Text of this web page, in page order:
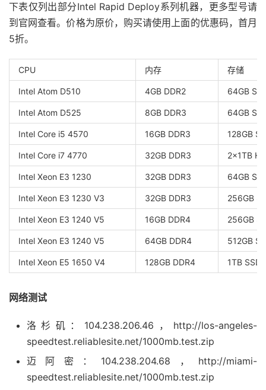
下表仅列出部分Intel Rapid Deploy系列机器，更多型号请
到官网查看。价格为原价，购买请使用上面的优惠码，首月
5折。
CPU 内存 存储
Intel Atom D510 4GB DDR2 64GB
Intel Atom D525 8GB DDR3 64GB
Intel Core i5 4570 16GB DDR3 128GB
Intel Core i7 4770 32GB DDR3 2x1TB HD
Intel Xeon E3 1230 32GB DDR3 64GB
Intel Xeon E3 1230 V3 32GB DDR3 256GB
Intel Xeon E3 1240 V5 16GB DDR4 256GB
Intel Xeon E3 1240 V5 64GB DDR4 512GB
Intel Xeon E5 1650 V4 128GB DDR4 1TB
网络测试
洛杉矶：104.238.206.46，http://los-angeles-
speedtest.reliablesite.net/1000mb.test.zip
迈阿密：104.238.204.68，http://miami-
speedtest.reliablesite.net/1000mb.test.zip